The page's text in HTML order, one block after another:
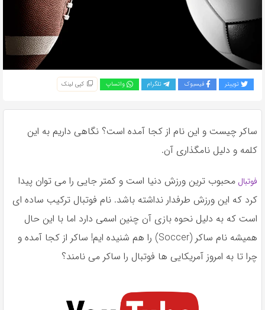
اشتراک
بگذارید.
کپی
لینک
توییتر فیسبوک تلگرام واتساپ کپی لینک
ساکر چیست و این نام از کجا آمده است؟ نگاهی داریم به این
کلمه و دلیل نامگذاری آن.
فوتبال محبوب ترين ورزش دنيا است و كمتر جايى را مى توان پيدا
كرد كه اين ورزش طرفدار نداشته باشد. نام فوتبال تركيب ساده اى
است كه به دليل نحوه بازى آن چنين اسمى دارد اما با اين حال
هميشه نام ساكر (Soccer) را هم شنيده ايم! ساكر از كجا آمده و
چرا تا به امروز آمريكايى ها فوتبال را ساكر مى نامند؟